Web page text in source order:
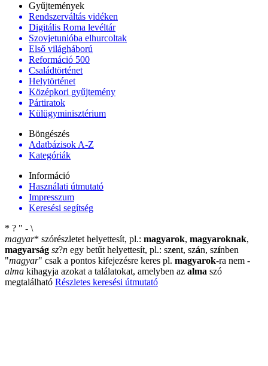
Gyűjtemények
Rendszerváltás vidéken
Digitális Roma levéltár
Szovjetunióba elhurcoltak
Első világháború
Reformáció 500
Családtörténet
Helytörténet
Középkori gyűjtemény
Pártiratok
Külügyminisztérium
Böngészés
Adatbázisok A-Z
Kategóriák
Információ
Használati útmutató
Impresszum
Keresési segítség
* ? " - \
magyar* szórészletet helyettesít, pl.: magyarok, magyaroknak,
magyarság sz?n egy betűt helyettesít, pl.: szent, szán, színben
"magyar" csak a pontos kifejezésre keres pl. magyarok-ra nem -
alma kihagyja azokat a találatokat, amelyben az alma szó
megtalálható Részletes keresési útmutató